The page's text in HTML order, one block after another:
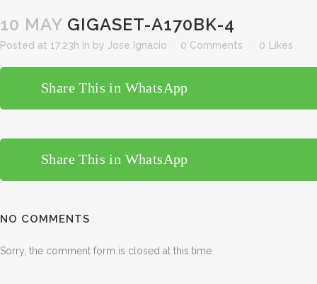
10 MAY GIGASET-A170BK-4
Posted at 17:23h in by Jose Ignacio 0 Comments 0 Likes
Share This in WhatsApp
Share This in WhatsApp
NO COMMENTS
Sorry, the comment form is closed at this time.